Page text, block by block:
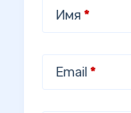
Имя *
Email *